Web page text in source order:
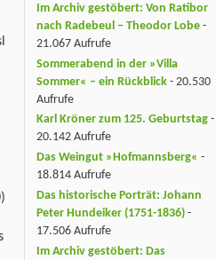
Im Archiv gestöbert: Von Ratibor
nach Radebeul – Theodor Lobe -
21.067 Aufrufe
Sommerabend in der »Villa
Sommer« – ein Rückblick - 20.530
Aufrufe
Karl Kröner zum 125. Geburtstag -
20.142 Aufrufe
Das Weingut »Hofmannsberg« -
18.814 Aufrufe
Das historische Porträt: Johann
Peter Hundeiker (1751-1836) -
17.506 Aufrufe
Im Archiv gestöbert: Das